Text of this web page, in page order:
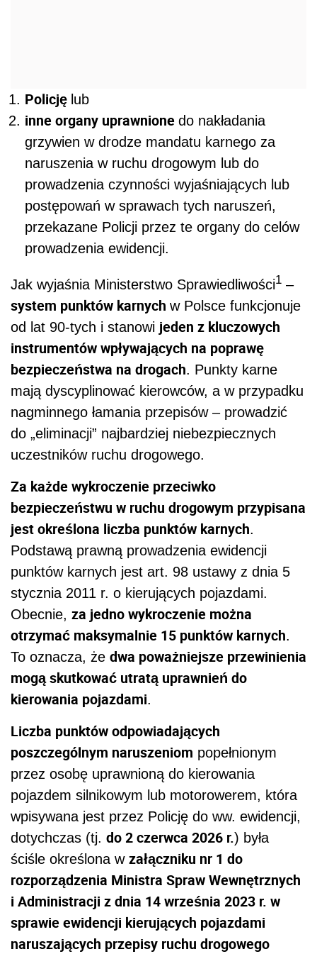
Policję lub
inne organy uprawnione do nakładania
grzywien w drodze mandatu karnego za
naruszenia w ruchu drogowym lub do
prowadzenia czynności wyjaśniających lub
postępowań w sprawach tych naruszeń,
przekazane Policji przez te organy do celów
prowadzenia ewidencji.
Jak wyjaśnia Ministerstwo Sprawiedliwości1 –
system punktów karnych w Polsce funkcjonuje
od lat 90-tych i stanowi jeden z kluczowych
instrumentów wpływających na poprawę
bezpieczeństwa na drogach. Punkty karne
mają dyscyplinować kierowców, a w przypadku
nagminnego łamania przepisów – prowadzić
do „eliminacji” najbardziej niebezpiecznych
uczestników ruchu drogowego.
Za każde wykroczenie przeciwko
bezpieczeństwu w ruchu drogowym przypisana
jest określona liczba punktów karnych.
Podstawą prawną prowadzenia ewidencji
punktów karnych jest art. 98 ustawy z dnia 5
stycznia 2011 r. o kierujących pojazdami.
Obecnie, za jedno wykroczenie można
otrzymać maksymalnie 15 punktów karnych.
To oznacza, że dwa poważniejsze przewinienia
mogą skutkować utratą uprawnień do
kierowania pojazdami.
Liczba punktów odpowiadających
poszczególnym naruszeniom popełnionym
przez osobę uprawnioną do kierowania
pojazdem silnikowym lub motorowerem, która
wpisywana jest przez Policję do ww. ewidencji,
dotychczas (tj. do 2 czerwca 2026 r.) była
ściśle określona w załączniku nr 1 do
rozporządzenia Ministra Spraw Wewnętrznych
i Administracji z dnia 14 września 2023 r. w
sprawie ewidencji kierujących pojazdami
naruszających przepisy ruchu drogowego